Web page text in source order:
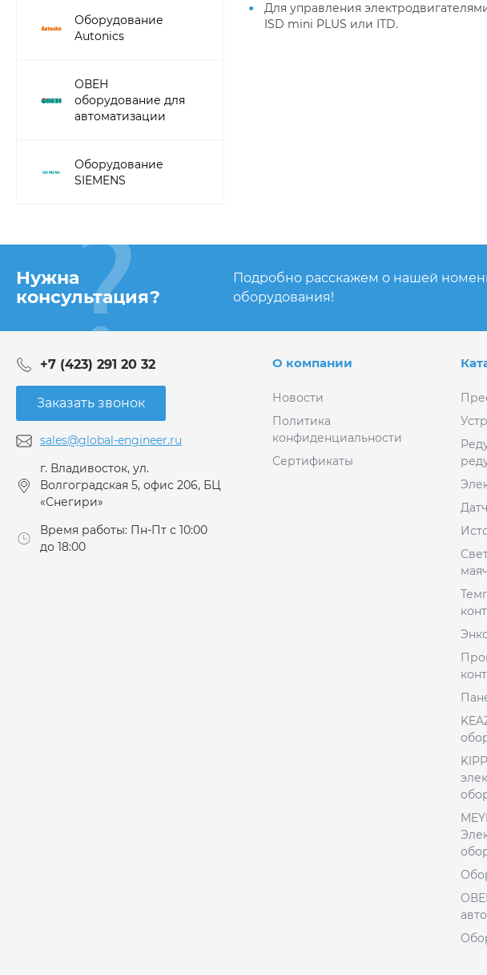
Оборудование
Autonics
ОВЕН
оборудование для
автоматизации
Оборудование
SIEMENS
Для управления
ISD mini PLUS или ITD.
Нужна
консультация?
Подробно расскажем о нашей
оборудования!
+7 (423) 291 20 32
Заказать звонок
sales@global-engineer.ru
г. Владивосток, ул.
Волгоградская 5, офис 206, БЦ
«Снегири»
Время работы: Пн-Пт с 10:00
до 18:00
О компании
Новости
Политика
конфиденциальности
Сертификаты